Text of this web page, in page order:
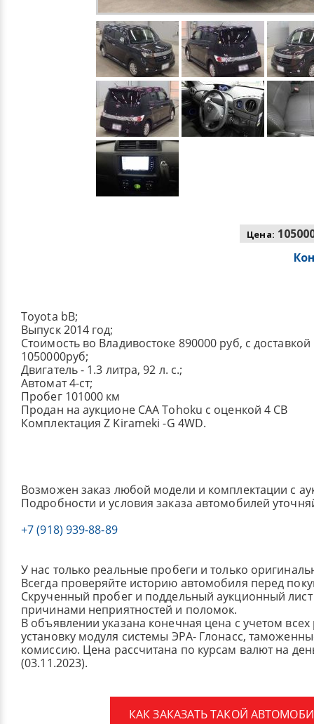
Цена:
Toyota bB;
Выпуск 2014 год;
Стоимость во Владивостоке 890000 руб, с
1050000руб;
Двигатель - 1.3 литра, 92 л. с.;
Автомат 4-ст;
Пробег 101000 км
Продан на аукционе CAA Tohoku с оценкой 4 CB
Комплектация Z Kirameki -G 4WD.
Возможен заказ любой модели и комплектации с
Подробности и условия заказа автомобилей
+7 (918) 939-88-89
У нас только реальные пробеги и только
Всегда проверяйте историю автомобиля перед
Скрученный пробег и поддельный аукционный лист
причинами неприятностей и поломок.
В объявлении указана конечная цена с учетом
установку модуля системы ЭРА- Глонасс,
комиссию. Цена рассчитана по курсам валют на
(03.11.2023).
КАК ЗАКАЗАТЬ ТАКОЙ